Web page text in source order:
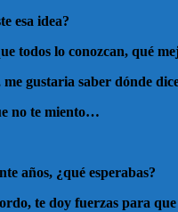
esa idea?
todos lo conozcan, qué
gustaria saber dónde
no te miento…
años, ¿qué esperabas?
te doy fuerzas para